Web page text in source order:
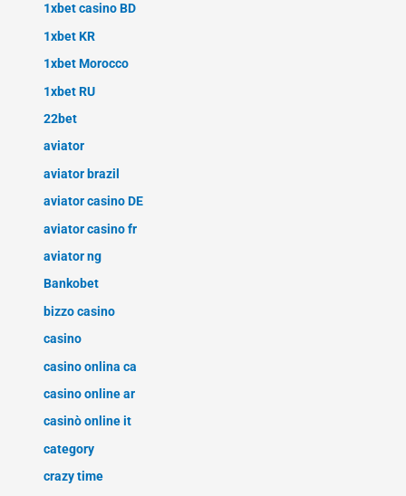
1xbet casino BD
1xbet KR
1xbet Morocco
1xbet RU
22bet
aviator
aviator brazil
aviator casino DE
aviator casino fr
aviator ng
Bankobet
bizzo casino
casino
casino onlina ca
casino online ar
casinò online it
category
crazy time